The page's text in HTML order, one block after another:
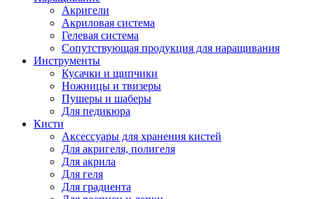
Акригели
Акриловая система
Гелевая система
Сопутствующая продукция для наращивания
Инструменты
Кусачки и щипчики
Ножницы и твизеры
Пушеры и шаберы
Для педикюра
Кисти
Аксессуары для хранения кистей
Для акригеля, полигеля
Для акрила
Для геля
Для градиента